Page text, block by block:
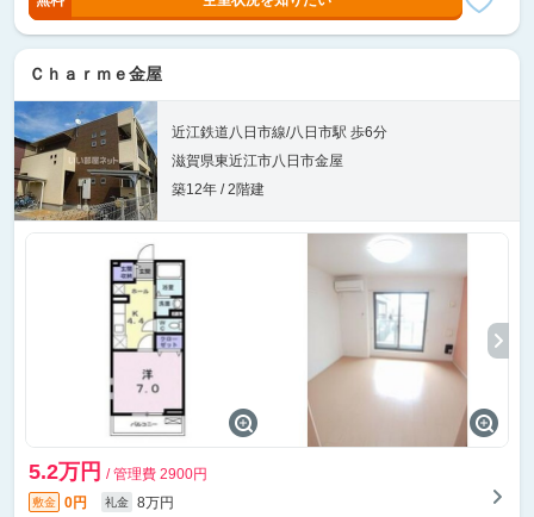
Ｃｈａｒｍｅ金屋
近江鉄道八日市線/八日市駅 歩6分
滋賀県東近江市八日市金屋
築12年 / 2階建
5.2万円 / 管理費 2900円
敷金 0円 礼金
8万円